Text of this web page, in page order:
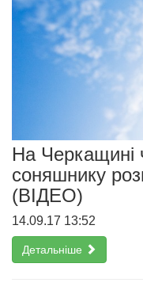
На Черкащині
соняшнику
(ВІДЕО)
14.09.17 13:52
Детальніше